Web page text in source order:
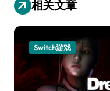
相关文章
Switch游戏